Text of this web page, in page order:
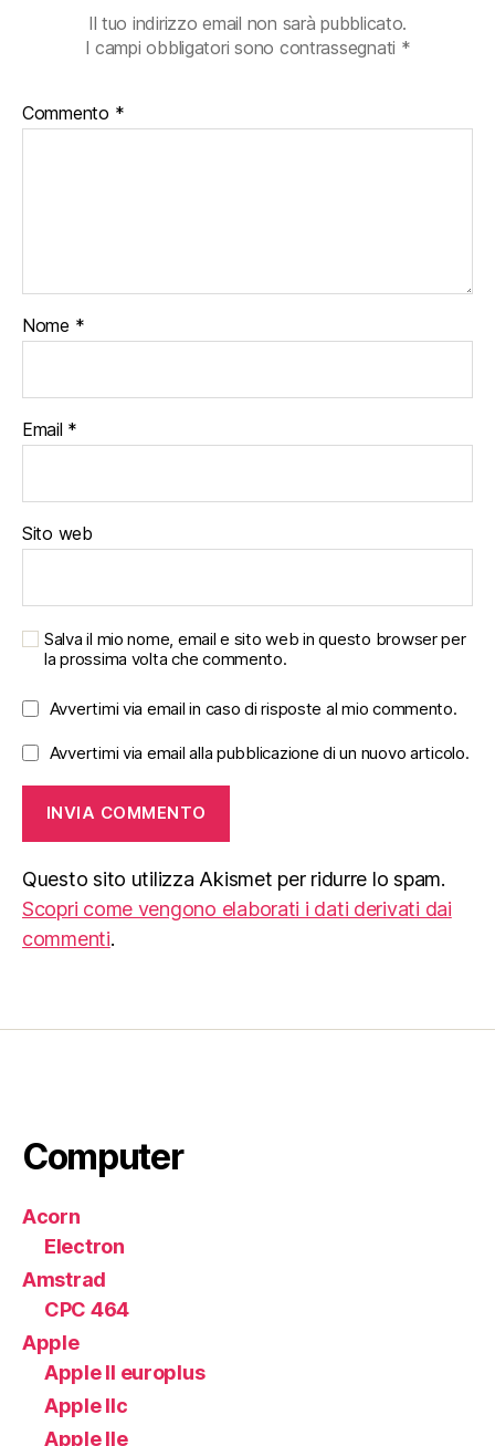
Il tuo indirizzo email non sarà pubblicato.
I campi obbligatori sono contrassegnati *
Commento *
Nome *
Email *
Sito web
Salva il mio nome, email e sito web in questo browser per
la prossima volta che commento.
Avvertimi via email in caso di risposte al mio commento.
Avvertimi via email alla pubblicazione di un nuovo articolo.
Questo sito utilizza Akismet per ridurre lo spam.
Scopri come vengono elaborati i dati derivati dai
commenti.
Computer
Acorn
Electron
Amstrad
CPC 464
Apple
Apple II europlus
Apple IIc
Apple IIe